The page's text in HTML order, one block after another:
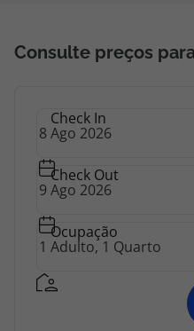
Consulte preços
Check In
Check Out
Ocupação